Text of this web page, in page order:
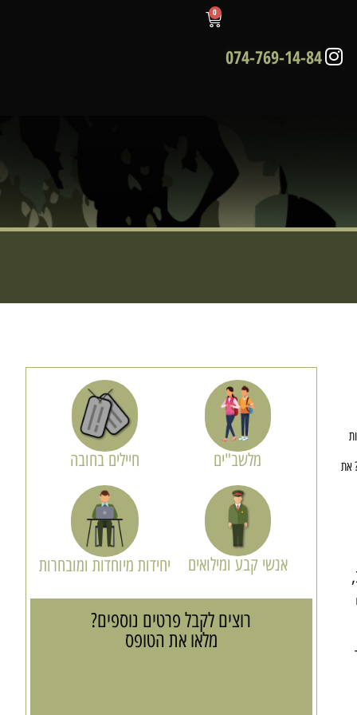
074-769-14-84
0
את
מלשב"ים חיילים בחובה
אנשי קבע ומילואים יחידות מיוחדות ומובחרות
רוצים לקבל פרטים נוספים?
מלאו את הטופס